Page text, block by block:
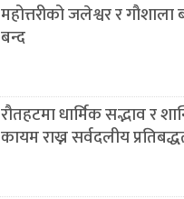
महोत्तरीको जलेश्वर र गौशाला
बन्द
रौतहटमा धार्मिक सद्भाव र
कायम राख्न सर्वदलीय